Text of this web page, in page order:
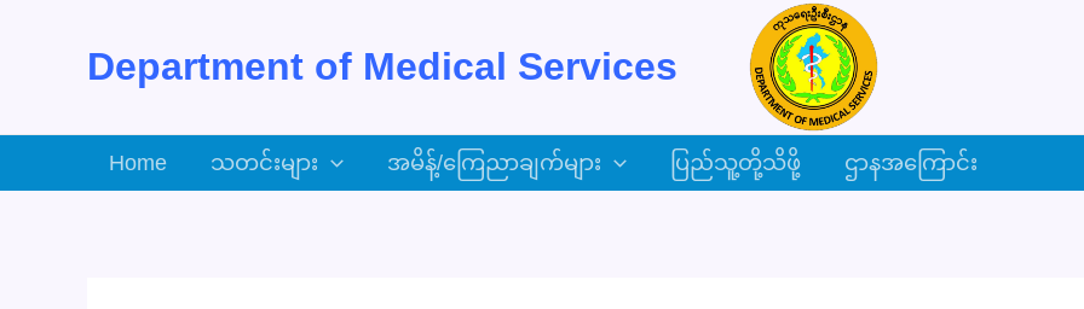
Department of Medical Services
Home သတင်းများ အမိန့်/ကြေညာချက်များ ပြည်သူ့တို့သိဖို့ ဌာနအကြောင်း